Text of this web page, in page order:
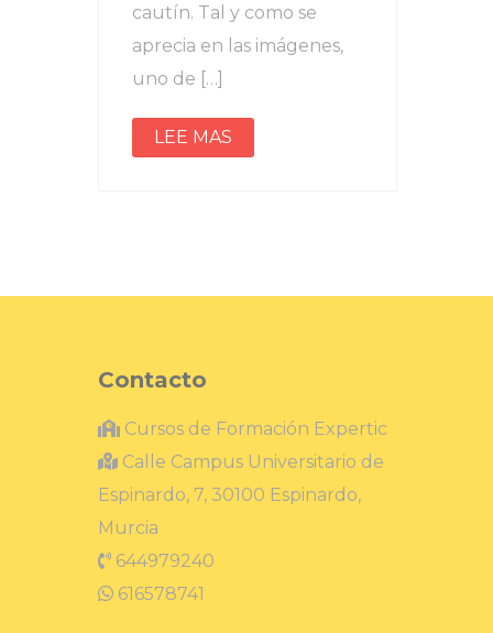
cautín. Tal y como se
aprecia en las imágenes,
uno de […]
LEE MAS
Contacto
Cursos de Formación Expertic
Calle Campus Universitario de
Espinardo, 7, 30100 Espinardo,
Murcia
644979240
616578741